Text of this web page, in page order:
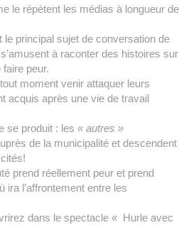
le répètent les médias à longueur de
le principal sujet de conversation de
à raconter des histoires sur
peur.
moment venir attaquer leurs
acquis après une vie de travail
se produit : les « autres »
de la municipalité et descendent
prend réellement peur et prend
ira l’affrontement entre les
dans le spectacle « Hurle avec